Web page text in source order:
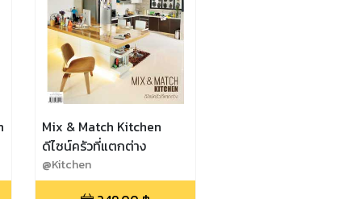
Mix & Match Kitchen
ดีไซน์ครัวที่แตกต่าง
@Kitchen